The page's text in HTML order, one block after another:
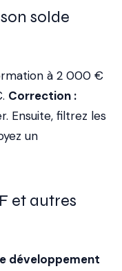
solde
à 2 000 €
Correction :
Ensuite, filtrez les
un
et autres
développement